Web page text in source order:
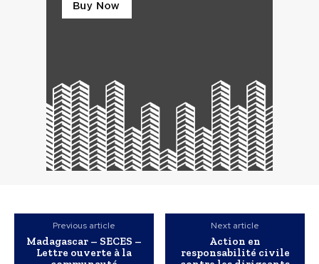
Previous article
Madagascar – SECES –
Lettre ouverte à la
Next article
Action en
responsabilité civile